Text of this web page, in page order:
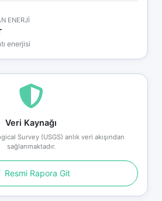
ENERJİ
enerjisi
Veri Kaynağı
Survey (USGS) anlık veri akışından
sağlanmaktadır.
Resmi Rapora Git